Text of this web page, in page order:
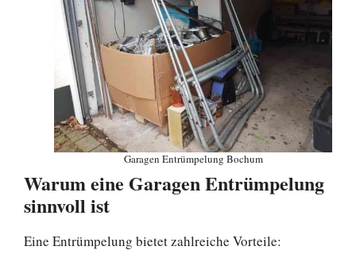
Garagen Entrümpelung Bochum
Warum eine Garagen Entrümpelung
sinnvoll ist
Eine Entrümpelung bietet zahlreiche Vorteile: